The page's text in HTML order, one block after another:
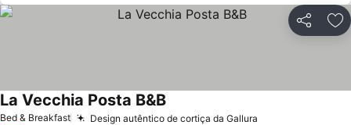
Partilhar
Bed & Breakfast Design autêntico de cortiça da Gallura
La Vecchia Posta B&B